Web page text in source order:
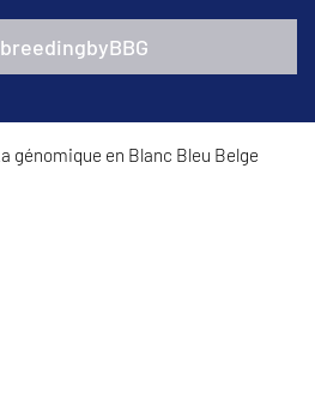
génomique en Blanc Bleu Belge